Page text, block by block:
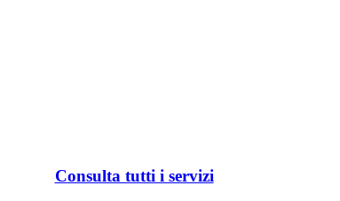
Consulta tutti i servizi